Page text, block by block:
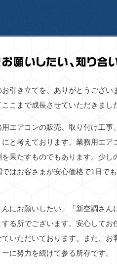
引き立てを、ありがとうござ
ここまで成長させていただきまし
エアコンの販売、取り付け工
と考えております。業務用エ
果たすものでもあります。少
ではお客さまが安心価格で1日で
んにお願いしたい」「新空調さ
る所でございます。安心して
ていただいております。また、
に努力を続けて参る所存です。